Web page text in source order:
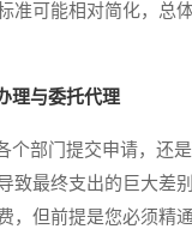
准可能相对简化，总
理与委托代理
部门提交申请，还是
致最终支出的巨大差
，但前提是您必须精